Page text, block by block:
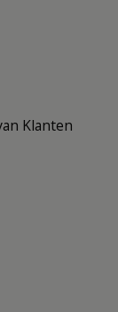
Klanten